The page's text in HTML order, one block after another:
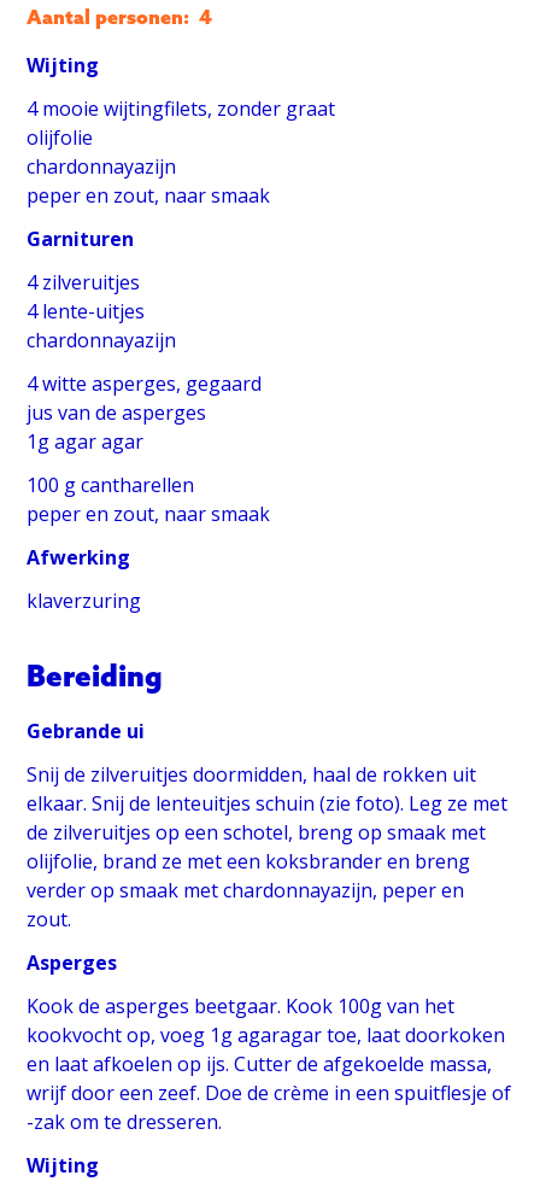
Aantal personen: 4
Wijting
4 mooie wijtingfilets, zonder graat
olijfolie
chardonnayazijn
peper en zout, naar smaak
Garnituren
4 zilveruitjes
4 lente-uitjes
chardonnayazijn
4 witte asperges, gegaard
jus van de asperges
1g agar agar
100 g cantharellen
peper en zout, naar smaak
Afwerking
klaverzuring
Bereiding
Gebrande ui
Snij de zilveruitjes doormidden, haal de rokken uit
elkaar. Snij de lenteuitjes schuin (zie foto). Leg ze met
de zilveruitjes op een schotel, breng op smaak met
olijfolie, brand ze met een koksbrander en breng
verder op smaak met chardonnayazijn, peper en
zout.
Asperges
Kook de asperges beetgaar. Kook 100g van het
kookvocht op, voeg 1g agaragar toe, laat doorkoken
en laat afkoelen op ijs. Cutter de afgekoelde massa,
wrijf door een zeef. Doe de crème in een spuitflesje of
-zak om te dresseren.
Wijting